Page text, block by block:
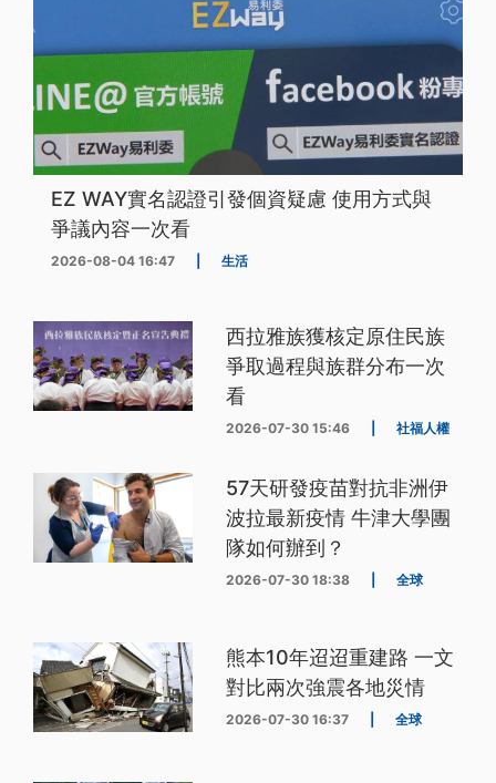
EZ WAY實名認證引發個資疑慮 使用方式與
爭議內容一次看
2026-08-04 16:47 生活
西拉雅族獲核定原住民族
爭取過程與族群分布一次
看
2026-07-30 15:46 社福人權
57天研發疫苗對抗非洲伊
波拉最新疫情 牛津大學團
隊如何辦到？
2026-07-30 18:38 全球
熊本10年迢迢重建路 一文
對比兩次強震各地災情
2026-07-30 16:37 全球